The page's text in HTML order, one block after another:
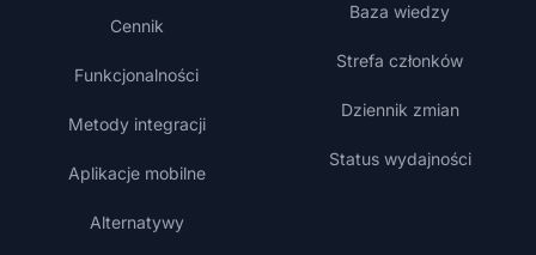
Cennik
Funkcjonalności
Metody integracji
Aplikacje mobilne
Alternatywy
Baza wiedzy
Strefa członków
Dziennik zmian
Status wydajności